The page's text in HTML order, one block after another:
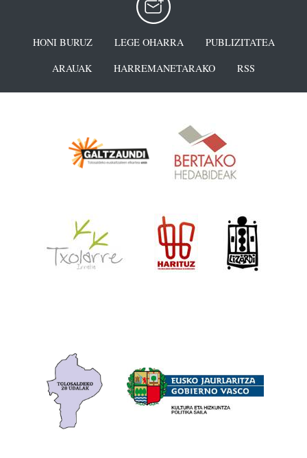
HONI BURUZ LEGE OHARRA
PUBLIZITATEA
ARAUAK
HARREMANETARAKO RSS